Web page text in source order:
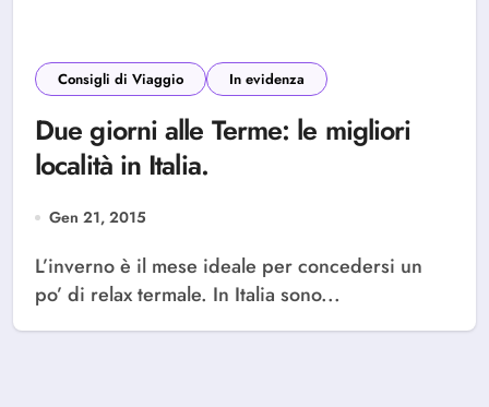
Consigli di Viaggio In evidenza
Due giorni alle Terme: le migliori
località in Italia.
Gen 21, 2015
L’inverno è il mese ideale per concedersi un
po’ di relax termale. In Italia sono...